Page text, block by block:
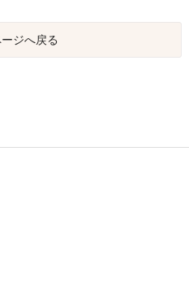
ージへ戻る